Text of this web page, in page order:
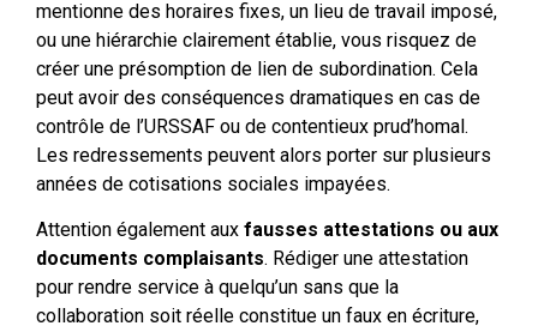
mentionne des horaires fixes, un lieu de travail imposé,
ou une hiérarchie clairement établie, vous risquez de
créer une présomption de lien de subordination. Cela
peut avoir des conséquences dramatiques en cas de
contrôle de l’URSSAF ou de contentieux prud’homal.
Les redressements peuvent alors porter sur plusieurs
années de cotisations sociales impayées.
Attention également aux fausses attestations ou aux
documents complaisants. Rédiger une attestation
pour rendre service à quelqu’un sans que la
collaboration soit réelle constitue un faux en écriture,